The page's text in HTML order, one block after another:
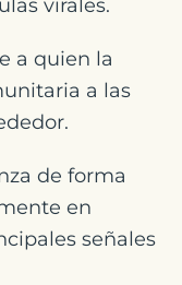
virales.
a quien la
a las
de forma
en
señales